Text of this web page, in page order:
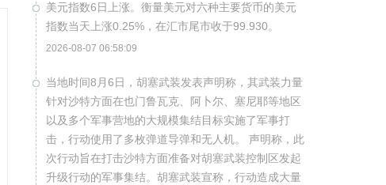
美元指数6日上涨。衡量美元对六种主要货币的美元
指数当天上涨0.25%，在汇市尾市收于99.930。
2026-08-07 06:58:09
当地时间8月6日，胡塞武装发表声明称，其武装力量
针对沙特方面在也门鲁瓦克、阿卜尔、塞尼耶等地区
以及多个军事营地的大规模集结目标实施了军事打
击，行动使用了多枚弹道导弹和无人机。 声明称，此
次行动旨在打击沙特方面准备对胡塞武装控制区发起
升级行动的军事集结。胡塞武装宣称，行动造成大量